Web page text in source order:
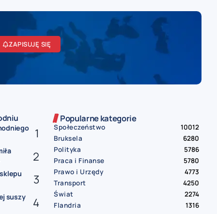
ZAPISUJĘ SIĘ
suszy
Popularne kategorie
Społeczeństwo
10012
Bruksela
6280
Polityka
5786
Praca i Finanse
5780
Prawo i Urzędy
4773
Transport
4250
Świat
2274
Flandria
1316